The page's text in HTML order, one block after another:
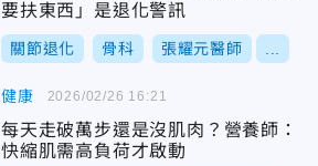
要扶東西」是退化警訊
關節退化 骨科 張耀元醫師
健康
每天走破萬步還是沒肌肉？營養師：
快縮肌需高負荷才啟動
2026/02/26 16:21